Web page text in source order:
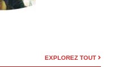
EXPLOREZ TOUT